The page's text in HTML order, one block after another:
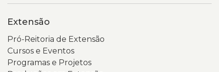
visualizar
dois
em
destaque
nas
de
navegação.
banner
em
tons
Extensão
Pró-Reitoria de Extensão
Cursos e Eventos
Programas e Projetos